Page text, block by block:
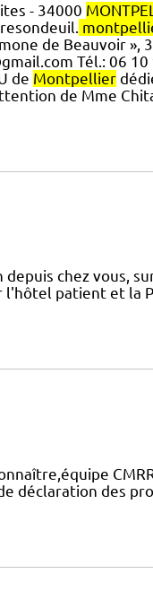
- 34000
de Beauvoir »,
Tél.: 06
de Montpellier
de Mme
chez vous,
patient et la
déclaration des